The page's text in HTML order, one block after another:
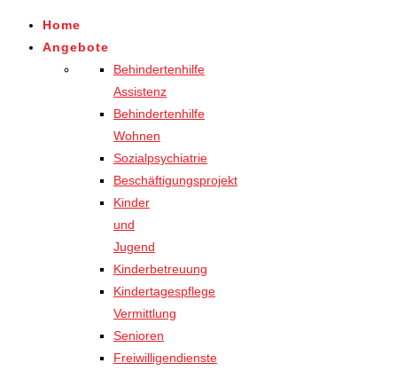
Home
Angebote
Behindertenhilfe
Assistenz
Behindertenhilfe
Wohnen
Sozialpsychiatrie
Beschäftigungsprojekt
Kinder
und
Jugend
Kinderbetreuung
Kindertagespflege
Vermittlung
Senioren
Freiwilligendienste